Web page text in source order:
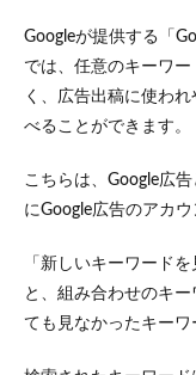
Googleが提供する「
では、任意のキーワ
く、広告出稿に使わ
べることができます。
こちらは、Google広
にGoogle広告のアカウ
「新しいキーワード
と、組み合わせのキ
ても見なかったキーワ